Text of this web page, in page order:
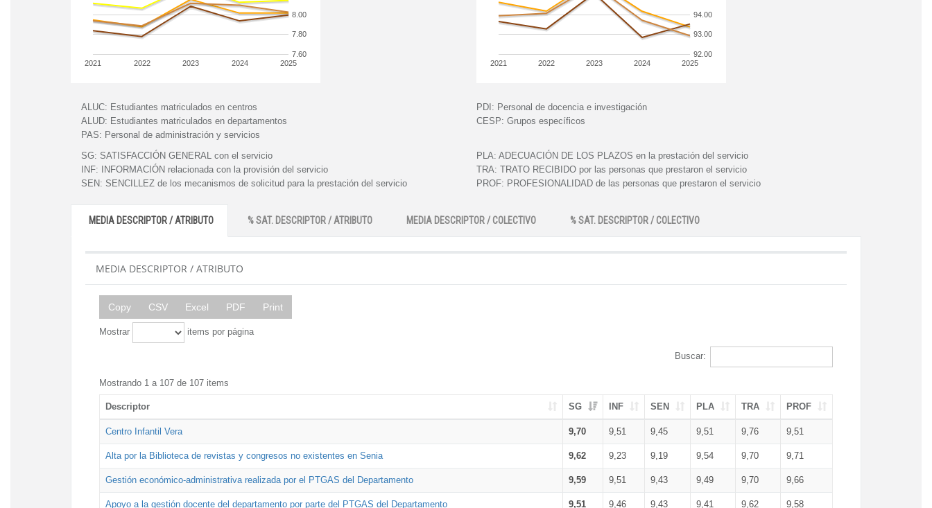
2021 2022 2023 2024 2025
7.60
7.80
8.00
2021 2022 2023 2024 2025
92.00
93.00
94.00
ALUC: Estudiantes matriculados en centros
ALUD: Estudiantes matriculados en departamentos
PAS: Personal de administración y servicios
PDI: Personal de docencia e investigación
CESP: Grupos específicos
SG: SATISFACCIÓN GENERAL con el servicio
INF:
INFORMACIÓN relacionada con la provisión del servicio
SEN: SENCILLEZ de los mecanismos de solicitud para la prestación del servicio
PLA: ADECUACIÓN DE LOS PLAZOS en la prestación del servicio
TRA: TRATO RECIBIDO por las personas que prestaron el servicio
PROF: PROFESIONALIDAD de las personas que prestaron el servicio
MEDIA DESCRIPTOR / ATRIBUTO % SAT. DESCRIPTOR / ATRIBUTO MEDIA DESCRIPTOR / COLECTIVO % SAT. DESCRIPTOR / COLECTIVO
MEDIA DESCRIPTOR / ATRIBUTO
Copy CSV Excel PDF Print
Mostrar items por página
Buscar:
Mostrando 1 a 107 de 107 items
Descriptor SG INF SEN PLA TRA PROF
Centro Infantil Vera 9,70 9,51 9,45 9,51 9,76 9,51
Alta por la Biblioteca de revistas y congresos no existentes en Senia 9,62 9,23 9,19 9,54 9,70 9,71
Gestión económico-administrativa realizada por el PTGAS del Departamento 9,59 9,51 9,43 9,49 9,70 9,66
Apoyo a la gestión docente del departamento por parte del PTGAS del Departamento 9,51 9,46 9,43 9,41 9,62 9,58